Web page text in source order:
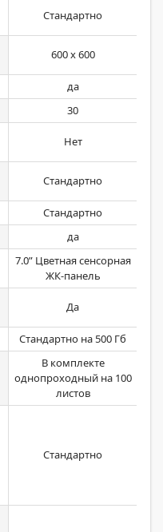
Стандартно
600 x 600
да
30
Нет
Стандартно
Стандартно
да
7.0” Цветная сенсорная
ЖК-панель
Да
Стандартно на 500 Гб
В комплекте
однопроходный на 100
листов
Стандартно